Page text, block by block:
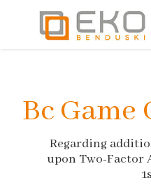
Bc Game
Regarding
upon Two-Factor